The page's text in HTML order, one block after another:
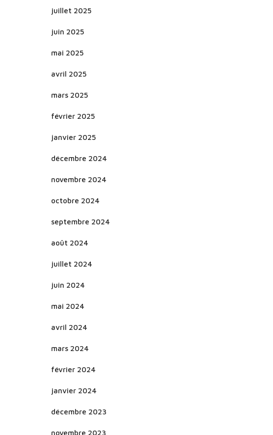
juillet 2025
juin 2025
mai 2025
avril 2025
mars 2025
février 2025
janvier 2025
décembre 2024
novembre 2024
octobre 2024
septembre 2024
août 2024
juillet 2024
juin 2024
mai 2024
avril 2024
mars 2024
février 2024
janvier 2024
décembre 2023
novembre 2023